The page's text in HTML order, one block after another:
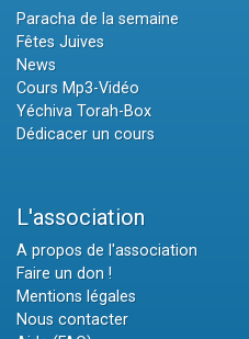
Paracha de la semaine
Fêtes Juives
News
Cours Mp3-Vidéo
Yéchiva Torah-Box
Dédicacer un cours
L'association
A propos de l'association
Faire un don !
Mentions légales
Nous contacter